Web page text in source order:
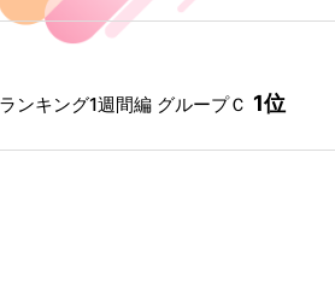
ンキング1週間編 グループＣ 1位